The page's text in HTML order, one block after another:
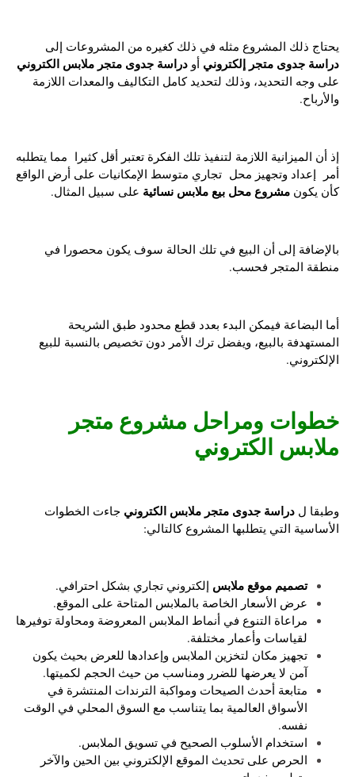
يحتاج ذلك المشروع مثله في ذلك كغيره من المشروعات إلى
دراسة جدوى متجر إلكترونيأو دراسة جدوى متجر ملابس الكتروني
على وجه التحديد، وذلك لتحديد كامل التكاليف والمعدات اللازمة
والأرباح.
إذ أن الميزانية اللازمة لتنفيذ تلك الفكرة تعتبر أقل كثيرا مما يتطلبه
أمر إعداد وتجهيز محل تجاري متوسط الإمكانيات على أرض الواقع
كأن يكونمشروع محل بيع ملابس نسائيةعلى سبيل المثال.
بالإضافة إلى أن البيع في تلك الحالة سوف يكون محصورا في
منطقة المتجر فحسب.
أما البضاعة فيمكن البدء بعدد قطع محدود طبق الشريحة
المستهدفة بالبيع، ويفضل ترك الأمر دون تخصيص بالنسبة للبيع
الإلكتروني.
خطوات ومراحل مشروع متجر
ملابس الكتروني
وطبقا ل دراسة جدوى متجر ملابس الكترونيجاءت الخطوات
الأساسية التي يتطلبها المشروع كالتالي:
تصميم موقع ملابسإلكتروني تجاري بشكل احترافي.
عرض الأسعار الخاصة بالملابس المتاحة على الموقع.
مراعاة التنوع في أنماط الملابس المعروضة ومحاولة توفيرها
لقياسات وأعمار مختلفة.
تجهيز مكان لتخزين الملابس وإعدادها للعرض بحيث يكون
آمن لا يعرضها للضرر ومناسب من حيث الحجم لكميتها.
متابعة أحدث الصيحات ومواكبة الترندات المنتشرة في
الأسواق العالمية بما يتناسب مع السوق المحلي في الوقت
نفسه.
استخدام الأسلوب الصحيح في تسويق الملابس.
الحرص على تحديث الموقع الإلكتروني بين الحين والآخر